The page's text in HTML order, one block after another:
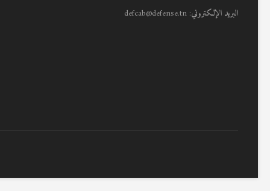
البريد الإلكتروني: defcab@defense.tn